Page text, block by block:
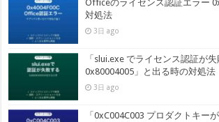
Officeのライセンス認証エラー
対処法
3日 ago
「slui.exe でライセンス認証が
0x80004005」と出る時の対処法
3日 ago
「0xC004C003 プロダクトキー